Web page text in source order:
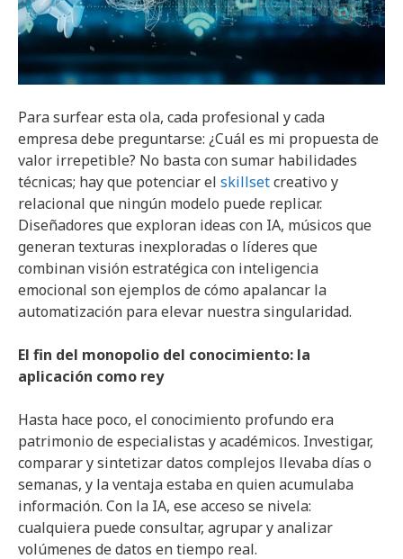
Para surfear esta ola, cada profesional y cada
empresa debe preguntarse: ¿Cuál es mi propuesta de
valor irrepetible? No basta con sumar habilidades
técnicas; hay que potenciar el skillsetcreativo y
relacional que ningún modelo puede replicar.
Diseñadores que exploran ideas con IA, músicos que
generan texturas inexploradas o líderes que
combinan visión estratégica con inteligencia
emocional son ejemplos de cómo apalancar la
automatización para elevar nuestra singularidad.
El fin del monopolio del conocimiento: la
aplicación como rey
Hasta hace poco, el conocimiento profundo era
patrimonio de especialistas y académicos. Investigar,
comparar y sintetizar datos complejos llevaba días o
semanas, y la ventaja estaba en quien acumulaba
información. Con la IA, ese acceso se nivela:
cualquiera puede consultar, agrupar y analizar
volúmenes de datos en tiempo real.